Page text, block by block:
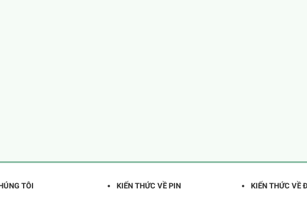
TÔI KIẾN THỨC VỀ PIN KIẾN THỨC VỀ